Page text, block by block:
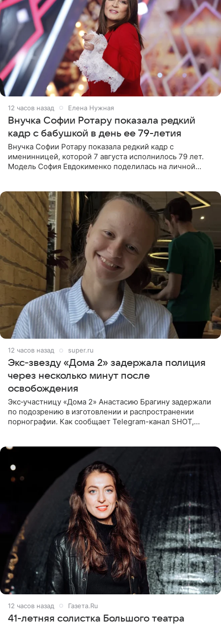
12 часов назад Елена Нужная
Внучка Софии Ротару показала редкий
кадр с бабушкой в день ее 79-летия
Внучка Софии Ротару показала редкий кадр с
именинницей, которой 7 августа исполнилось 79 лет.
Модель София Евдокименко поделилась на личной
12 часов назад super.ru
Экс‑звезду «Дома 2» задержала полиция
через несколько минут после
освобождения
Экс‑участницу «Дома 2» Анастасию Брагину задержали
по подозрению в изготовлении и распространении
порнографии. Как сообщает Telegram-канал SHOT,
12 часов назад Газета.Ru
41-летняя солистка Большого театра